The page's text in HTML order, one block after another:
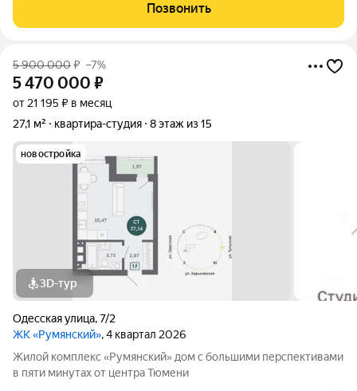
Позвонить
5 900 000₽ –7%
5 470 000 ₽
от 21 195 ₽ в месяц
27,1 м²
квартира-студия 8 этаж из 15
новостройка
3D-тур
Одесская улица,7/2
ЖК «Румянский», 4 квартал 2026
Жилой комплекс «Румянский» дом с большими перспективами
в пяти минутах от центра Тюмени